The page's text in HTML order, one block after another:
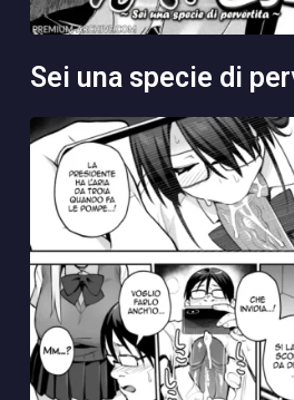
sei una specie di